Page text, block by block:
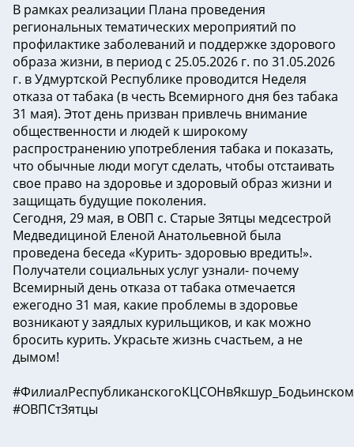
В рамках реализации Плана проведения
региональных тематических мероприятий по
профилактике заболеваний и поддержке здорового
образа жизни, в период с 25.05.2026 г. по 31.05.2026
г. в Удмуртской Республике проводится Неделя
отказа от табака (в честь Всемирного дня без табака
31 мая). Этот день призван привлечь внимание
общественности и людей к широкому
распространению употребления табака и показать,
что обычные люди могут сделать, чтобы отстаивать
свое право на здоровье и здоровый образ жизни и
защищать будущие поколения.
Сегодня, 29 мая, в ОВП с. Старые Зятцы медсестрой
Медведициной Еленой Анатольевной была
проведена беседа «Курить- здоровью вредить!».
Получатели социальных услуг узнали- почему
Всемирный день отказа от табака отмечается
ежегодно 31 мая, какие проблемы в здоровье
возникают у заядлых курильщиков, и как можно
бросить курить. Украсьте жизнь счастьем, а не
дымом!
#ОВПСтЗятцы